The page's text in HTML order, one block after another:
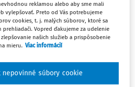
nálezu Ústavného
návrhov
retroaktivita alebo
návrh podáva všeobecný súd.
posun Ústavného súdu
reklamou alebo aby sme mali
vylepšovať. Preto od Vás potrebujeme
cookies, t. j. malých súborov, ktoré sa
prehliadači. Vopred ďakujeme za udelenie
našich služieb a prispôsobenie
mieru. Viac informácií
súbory cookie